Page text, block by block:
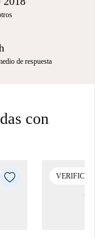
de respuesta
con